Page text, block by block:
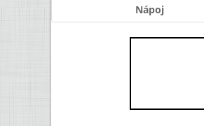
Nápoj